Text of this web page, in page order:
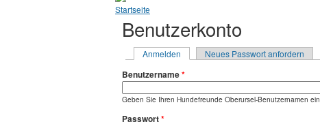
Sie sind hier
Startseite
Benutzerkonto
Haupt-Reiter
Anmelden (aktiver Reiter)
Neues Passwort anfordern
Benutzername*
Geben Sie Ihren Hundefreunde Oberursel-Benutzernamen ein.
Passwort*